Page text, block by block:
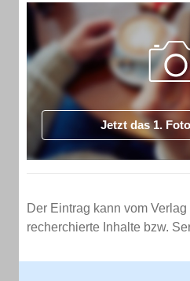
Jetzt das 1.
Der Eintrag kann vom
recherchierte Inhalte bzw.